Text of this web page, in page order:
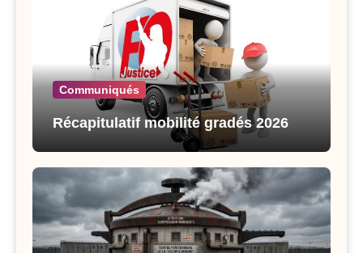
Communiqués
Récapitulatif mobilité gradés 2026